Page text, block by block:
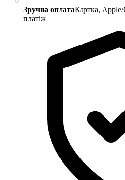
Зручна оплатаКартка, Apple/
платіж